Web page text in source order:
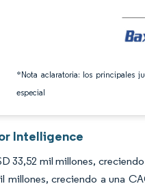
*Nota aclaratoria: los principales
especial
Intelligence
33,52 mil millones,
creciendo a una